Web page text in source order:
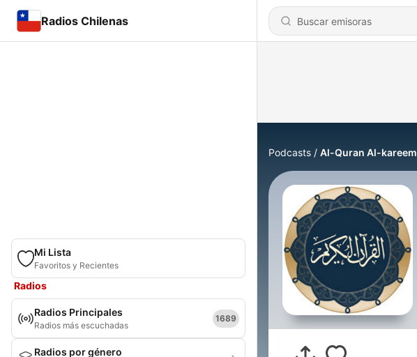
Radios Chilenas
Mi Lista
Favoritos y Recientes
Radios
Radios Principales
Radios más escuchadas
1689
Radios por género
Podcasts Al-Quran Al-kareem